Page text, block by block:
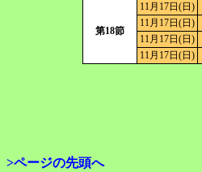
第18節
11月17日(日)
11月17日(日)
11月17日(日)
11月17日(日)
>ページの先頭へ